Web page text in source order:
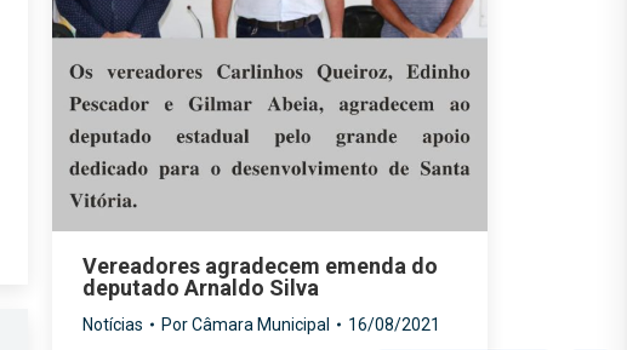
Vereadores agradecem emenda do
deputado Arnaldo Silva
Notícias PorCâmara Municipal
16/08/2021